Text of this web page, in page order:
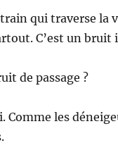
qui traverse la
C’est un
de passage ?
Comme les